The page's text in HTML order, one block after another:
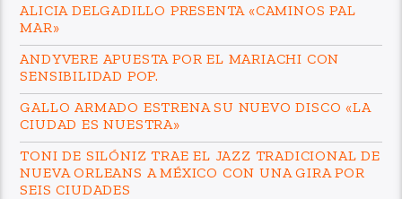
ALICIA DELGADILLO PRESENTA «CAMINOS PAL
MAR»
ANDYVERE APUESTA POR EL MARIACHI CON
SENSIBILIDAD POP.
GALLO ARMADO ESTRENA SU NUEVO DISCO «LA
CIUDAD ES NUESTRA»
TONI DE SILÓNIZ TRAE EL JAZZ TRADICIONAL DE
NUEVA ORLEANS A MÉXICO CON UNA GIRA POR
SEIS CIUDADES